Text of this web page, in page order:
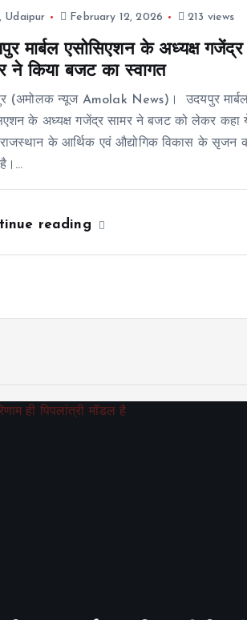
Udaipur February 12, 2026 213 views
मार्बल एसोसिएशन के अध्यक्ष गजेंद्र
ने किया बजट का स्वागत
(अमोलक न्यूज Amolak News)। उदयपुर
के अध्यक्ष गजेंद्र सामर ने बजट को लेकर कहा
के आर्थिक एवं औद्योगिक विकास के सृजन
reading